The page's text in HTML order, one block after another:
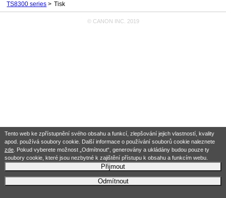
Tento web ke zpřístupnění svého obsahu a funkcí, zlepšování jejich vlastností, kvality
apod. používá soubory cookie. Další informace o používání souborů cookie naleznete
zde. Pokud vyberete možnost „Odmítnout“, generovány a ukládány budou pouze ty
soubory cookie, které jsou nezbytné k zajištění přístupu k obsahu a funkcím webu.
Přijmout
Odmítnout
TS8300 series Tisk
© CANON INC. 2019